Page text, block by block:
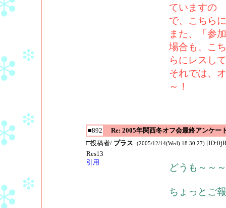
ていますの
で、こちら
また、「参
場合も、こち
らにレスし
それでは、
～！
■892
Re: 2005年関西冬オフ会最終アンケー
□投稿者/ プラス -(2005/12/14(Wed) 18:30:27)
Res13
引用
どうも～～～
ちょっとご